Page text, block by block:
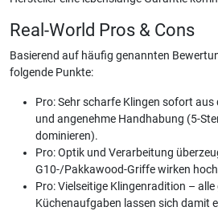
Real-World Pros & Cons
Basierend auf häufig genannten
folgende Punkte:
Pro: Sehr scharfe Klingen sofort aus
und angenehme Handhabung (5-
dominieren).
Pro: Optik und Verarbeitung
G10-/Pakkawood-Griffe wirken
Pro: Vielseitige Klingenradition – alle
Küchenaufgaben lassen sich damit